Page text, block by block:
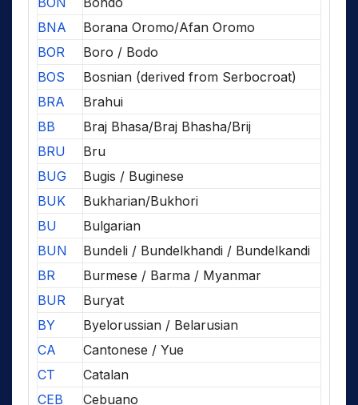
BNA
Borana Oromo/Afan Oromo
BOR
Boro / Bodo
BOS
Bosnian (derived from Serbocroat)
BRA
Brahui
BB
Braj Bhasa/Braj Bhasha/Brij
BRU
Bru
BUG
Bugis / Buginese
BUK
Bukharian/Bukhori
BU
Bulgarian
BUN
Bundeli / Bundelkhandi / Bundelkandi
BR
Burmese / Barma / Myanmar
BUR
Buryat
BY
Byelorussian / Belarusian
CA
Cantonese / Yue
CT
Catalan
CEB
Cebuano